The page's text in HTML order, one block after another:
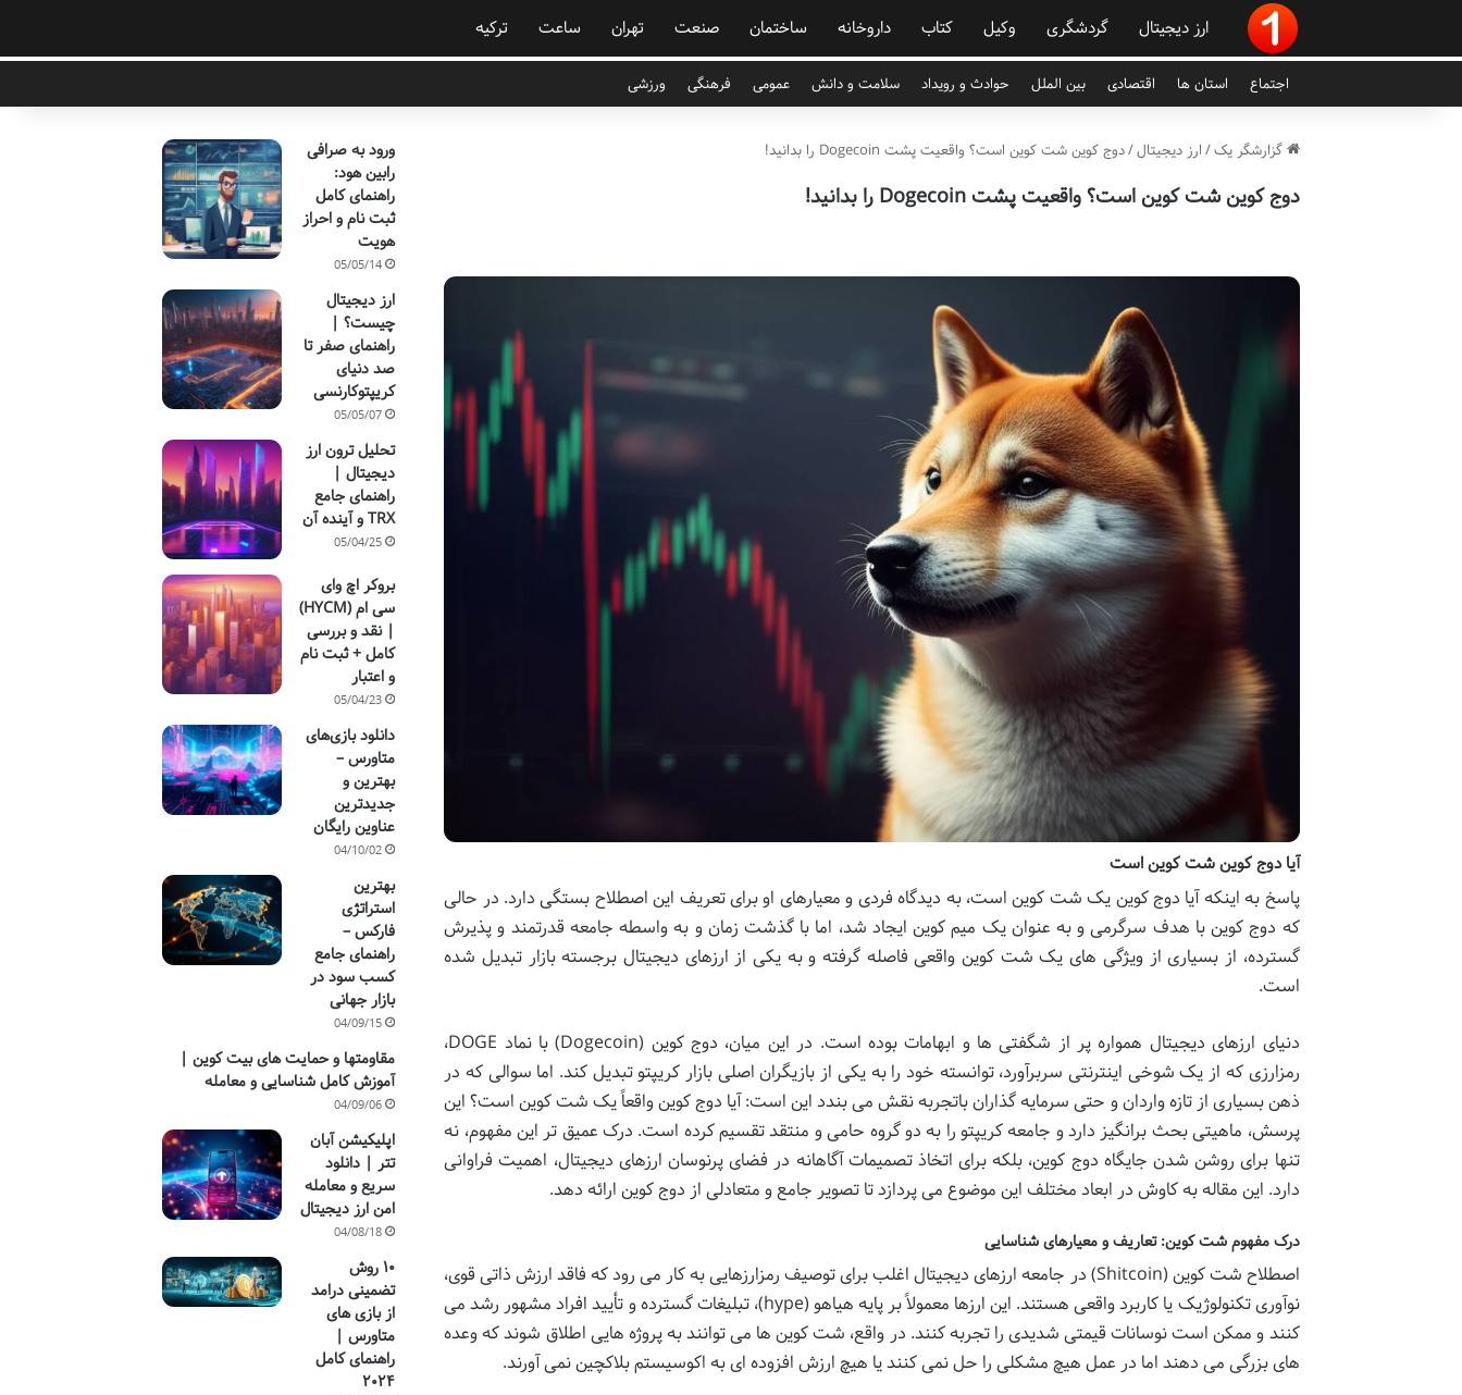
ارز دیجیتال گردشگری وکیل کتاب داروخانه ساختمان صنعت تهران ساعت ترکیه
اجتماع استان ها اقتصادی بین الملل حوادث و رویداد سلامت و دانش عمومی فرهنگی ورزشی
گزارشگر یک/ ارز دیجیتال/دوج کوین شت کوین است؟ واقعیت پشت Dogecoin را بدانید!
دوج کوین شت کوین است؟ واقعیت پشت Dogecoin را بدانید!
آیا دوج کوین شت کوین است
پاسخ به اینکه آیا دوج کوین یک شت کوین است، به دیدگاه فردی و معیارهای او برای تعریف این اصطلاح بستگی دارد. در حالی
که دوج کوین با هدف سرگرمی و به عنوان یک میم کوین ایجاد شد، اما با گذشت زمان و به واسطه جامعه قدرتمند و پذیرش
گسترده، از بسیاری از ویژگی های یک شت کوین واقعی فاصله گرفته و به یکی از ارزهای دیجیتال برجسته بازار تبدیل شده
است.
دنیای ارزهای دیجیتال همواره پر از شگفتی ها و ابهامات بوده است. در این میان، دوج کوین (Dogecoin) با نماد DOGE،
رمزارزی که از یک شوخی اینترنتی سربرآورد، توانسته خود را به یکی از بازیگران اصلی بازار کریپتو تبدیل کند. اما سوالی که در
ذهن بسیاری از تازه واردان و حتی سرمایه گذاران باتجربه نقش می بندد این است: آیا دوج کوین واقعاً یک شت کوین است؟ این
پرسش، ماهیتی بحث برانگیز دارد و جامعه کریپتو را به دو گروه حامی و منتقد تقسیم کرده است. درک عمیق تر این مفهوم، نه
تنها برای روشن شدن جایگاه دوج کوین، بلکه برای اتخاذ تصمیمات آگاهانه در فضای پرنوسان ارزهای دیجیتال، اهمیت فراوانی
دارد. این مقاله به کاوش در ابعاد مختلف این موضوع می پردازد تا تصویر جامع و متعادلی از دوج کوین ارائه دهد.
درک مفهوم شت کوین: تعاریف و معیارهای شناسایی
اصطلاح شت کوین (Shitcoin) در جامعه ارزهای دیجیتال اغلب برای توصیف رمزارزهایی به کار می رود که فاقد ارزش ذاتی قوی،
نوآوری تکنولوژیک یا کاربرد واقعی هستند. این ارزها معمولاً بر پایه هیاهو (hype)، تبلیغات گسترده و تأیید افراد مشهور رشد می
کنند و ممکن است نوسانات قیمتی شدیدی را تجربه کنند. در واقع، شت کوین ها می توانند به پروژه هایی اطلاق شوند که وعده
های بزرگی می دهند اما در عمل هیچ مشکلی را حل نمی کنند یا هیچ ارزش افزوده ای به اکوسیستم بلاکچین نمی آورند.
ورود به صرافی
رابین هود:
راهنمای کامل
ثبت نام و احراز
هویت
05/05/14
ارز دیجیتال
چیست؟ |
راهنمای صفر تا
صد دنیای
کریپتوکارنسی
05/05/07
تحلیل ترون ارز
دیجیتال |
راهنمای جامع
TRX و آینده آن
05/04/25
بروکر اچ وای
سی ام (HYCM)
| نقد و بررسی
کامل + ثبت نام
و اعتبار
05/04/23
دانلود بازی‌های
متاورس –
بهترین و
جدیدترین
عناوین رایگان
04/10/02
بهترین
استراتژی
فارکس –
راهنمای جامع
کسب سود در
بازار جهانی
04/09/15
مقاومتها و حمایت های بیت کوین |
آموزش کامل شناسایی و معامله
04/09/06
اپلیکیشن آبان
تتر | دانلود
سریع و معامله
امن ارز دیجیتال
04/08/18
۱۰ روش
تضمینی درامد
از بازی های
متاورس |
راهنمای کامل
۲۰۲۴